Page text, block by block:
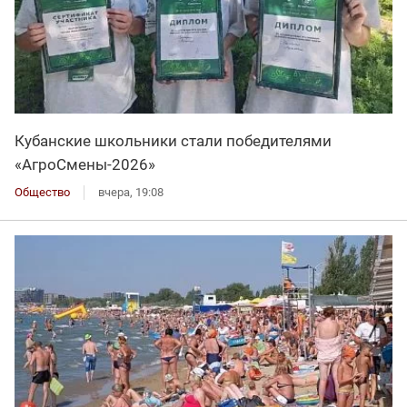
Кубанские школьники стали победителями
«АгроСмены-2026»
Общество вчера, 19:08